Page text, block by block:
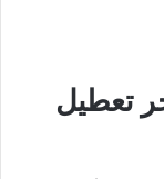
تعطيل